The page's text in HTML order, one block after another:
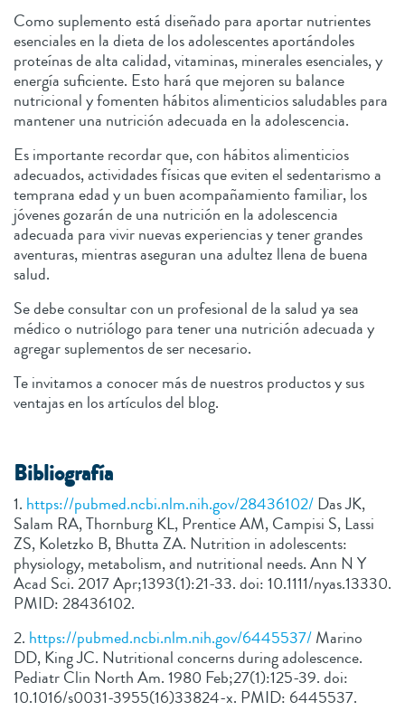
Como suplemento está diseñado para aportar nutrientes
esenciales en la dieta de los adolescentes aportándoles
proteínas de alta calidad, vitaminas, minerales esenciales, y
energía suficiente. Esto hará que mejoren su balance
nutricional y fomenten hábitos alimenticios saludables para
mantener una nutrición adecuada en la adolescencia.
Es importante recordar que, con hábitos alimenticios
adecuados, actividades físicas que eviten el sedentarismo a
temprana edad y un buen acompañamiento familiar, los
jóvenes gozarán de una nutrición en la adolescencia
adecuada para vivir nuevas experiencias y tener grandes
aventuras, mientras aseguran una adultez llena de buena
salud.
Se debe consultar con un profesional de la salud ya sea
médico o nutriólogo para tener una nutrición adecuada y
agregar suplementos de ser necesario.
Te invitamos a conocer más de nuestros productos y sus
ventajas en los artículos del blog.
Bibliografía
1. https://pubmed.ncbi.nlm.nih.gov/28436102/Das JK,
Salam RA, Thornburg KL, Prentice AM, Campisi S, Lassi
ZS, Koletzko B, Bhutta ZA. Nutrition in adolescents:
physiology, metabolism, and nutritional needs. Ann N Y
Acad Sci. 2017 Apr;1393(1):21-33. doi: 10.1111/nyas.13330.
PMID: 28436102.
2. https://pubmed.ncbi.nlm.nih.gov/6445537/Marino
DD, King JC. Nutritional concerns during adolescence.
Pediatr Clin North Am. 1980 Feb;27(1):125-39. doi:
10.1016/s0031-3955(16)33824-x. PMID: 6445537.